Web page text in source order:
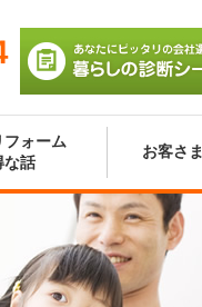
び 暮らしの診断シート
フォーム
な話
お客さ